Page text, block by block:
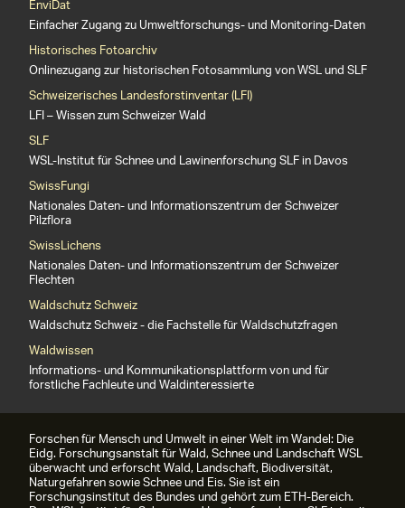
EnviDat
Einfacher Zugang zu Umweltforschungs- und Monitoring-Daten
Historisches Fotoarchiv
Onlinezugang zur historischen Fotosammlung von WSL und SLF
Schweizerisches Landesforstinventar (LFI)
LFI – Wissen zum Schweizer Wald
SLF
WSL-Institut für Schnee und Lawinenforschung SLF in Davos
SwissFungi
Nationales Daten- und Informationszentrum der Schweizer
Pilzflora
SwissLichens
Nationales Daten- und Informationszentrum der Schweizer
Flechten
Waldschutz Schweiz
Waldschutz Schweiz - die Fachstelle für Waldschutzfragen
Waldwissen
Informations- und Kommunikationsplattform von und für
forstliche Fachleute und Waldinteressierte
Forschen für Mensch und Umwelt in einer Welt im Wandel: Die
Eidg. Forschungsanstalt für Wald, Schnee und Landschaft WSL
überwacht und erforscht Wald, Landschaft, Biodiversität,
Naturgefahren sowie Schnee und Eis. Sie ist ein
Forschungsinstitut des Bundes und gehört zum ETH-Bereich.